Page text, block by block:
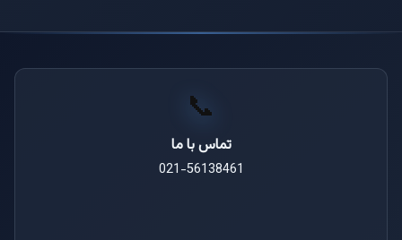
📞
تماس با ما
021-56138461